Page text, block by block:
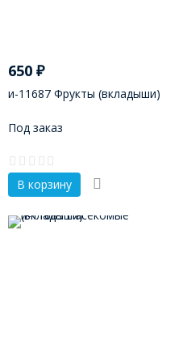
650 ₽
и-11687 Фрукты (вкладыши)
Под заказ
В корзину